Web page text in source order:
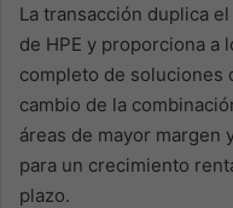
La transacción duplica
de HPE y proporciona a
completo de soluciones
cambio de la
áreas de mayor margen
para un crecimiento
plazo.